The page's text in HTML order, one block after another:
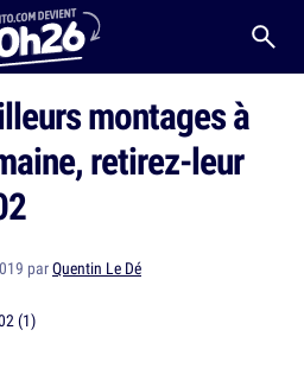
montages à
retirez-leur
parQuentin Le Dé